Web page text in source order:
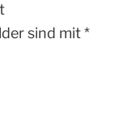
sind mit*